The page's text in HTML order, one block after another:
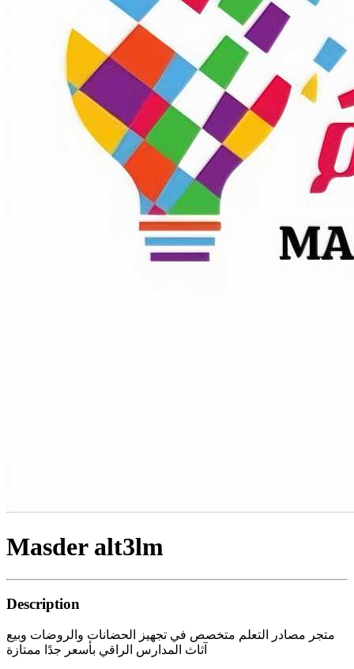
Masder alt3lm
Description
متجر مصادر التعلم متخصص في تجهيز الحضانات والروضات وبيع
آثاث المدارس الراقي بأسعر جدًا ممتازة